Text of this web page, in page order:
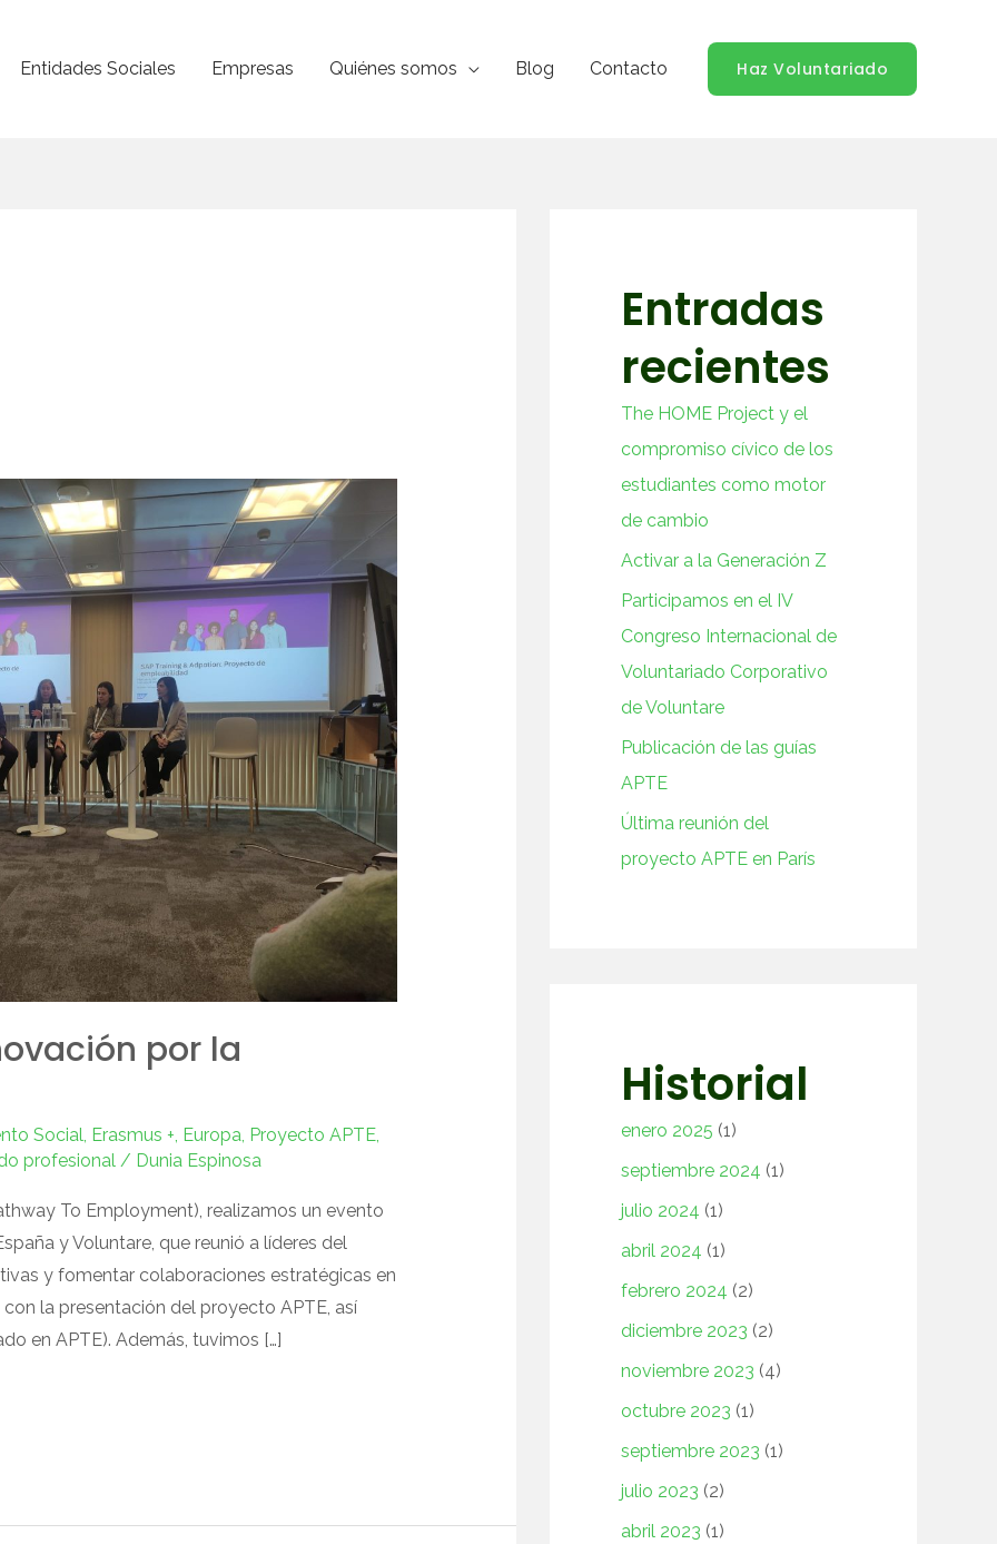
Entidades Sociales Empresas Quiénes somos Blog Contacto Haz Voluntariado
por la
Social, Erasmus +, Europa, Proyecto APTE,
profesional/ Dunia Espinosa
To Employment), realizamos un evento
y Voluntare, que reunió a líderes del
y fomentar colaboraciones estratégicas en
la presentación del proyecto APTE, así
en APTE). Además, tuvimos […]
Entradas
recientes
The HOME Project y el
compromiso cívico de los
estudiantes como motor
de cambio
Activar a la Generación Z
Participamos en el IV
Congreso Internacional de
Voluntariado Corporativo
de Voluntare
Publicación de las guías
APTE
Última reunión del
proyecto APTE en París
Historial
enero 2025 (1)
septiembre 2024 (1)
julio 2024 (1)
abril 2024 (1)
febrero 2024 (2)
diciembre 2023 (2)
noviembre 2023 (4)
octubre 2023 (1)
septiembre 2023 (1)
julio 2023 (2)
abril 2023 (1)